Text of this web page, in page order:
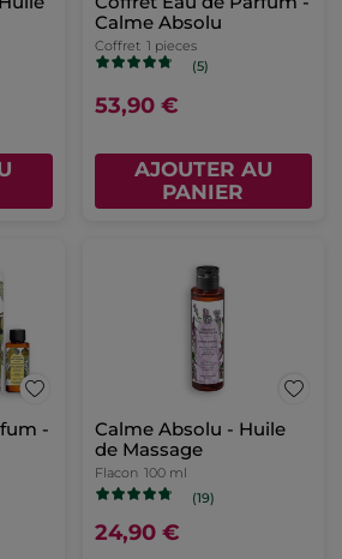
Calme Absolu
Coffret 1 pieces
(5)
53,90 €
AJOUTER AU
PANIER
-
Calme Absolu - Huile
de Massage
Flacon 100 ml
(19)
24,90 €